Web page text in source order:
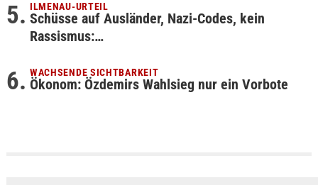
ILMENAU-URTEIL
Schüsse auf Ausländer, Nazi-Codes, kein
Rassismus:…
WACHSENDE SICHTBARKEIT
Ökonom: Özdemirs Wahlsieg nur ein Vorbote